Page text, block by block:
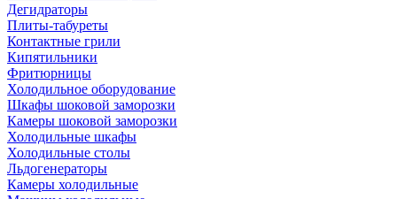
Дегидраторы
Плиты-табуреты
Контактные грили
Кипятильники
Фритюрницы
Холодильное оборудование
Шкафы шоковой заморозки
Камеры шоковой заморозки
Холодильные шкафы
Холодильные столы
Льдогенераторы
Камеры холодильные